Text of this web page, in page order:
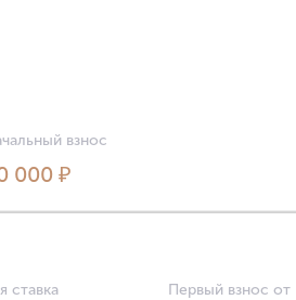
взнос
000 ₽
ставка Первый взнос от